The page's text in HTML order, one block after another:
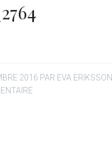
2016 PAR EVA ERIKSSON